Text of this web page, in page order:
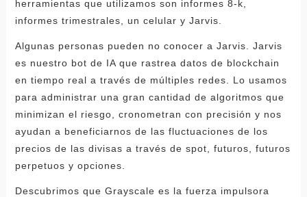
herramientas que utilizamos son informes 8-k,
informes trimestrales, un celular y Jarvis.
Algunas personas pueden no conocer a Jarvis. Jarvis
es nuestro bot de IA que rastrea datos de blockchain
en tiempo real a través de múltiples redes. Lo usamos
para administrar una gran cantidad de algoritmos que
minimizan el riesgo, cronometran con precisión y nos
ayudan a beneficiarnos de las fluctuaciones de los
precios de las divisas a través de spot, futuros, futuros
perpetuos y opciones.
Descubrimos que Grayscale es la fuerza impulsora